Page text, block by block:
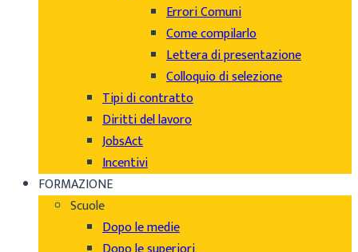
Errori Comuni
Come compilarlo
Lettera di presentazione
Colloquio di selezione
Tipi di contratto
Diritti del lavoro
JobsAct
Incentivi
FORMAZIONE
Scuole
Dopo le medie